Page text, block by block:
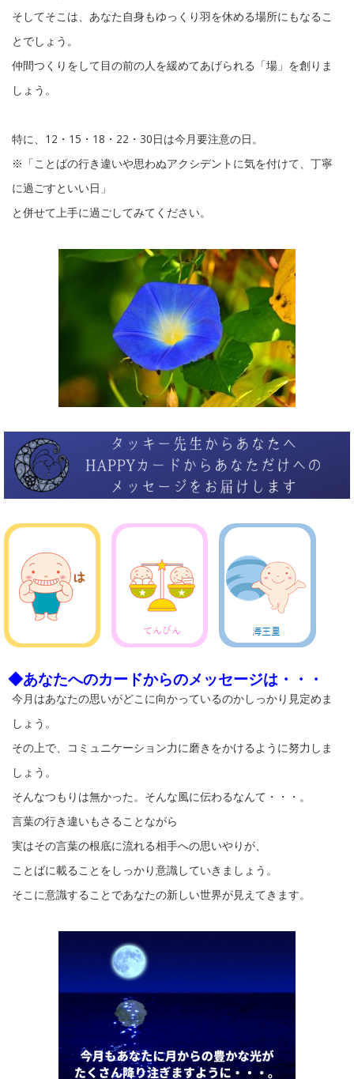
そしてそこは、あなた自身もゆっくり羽を休める場所にもなるこ
とでしょう。
仲間つくりをして目の前の人を緩めてあげられる「場」を創りま
しょう。
特に、12・15・18・22・30日は今月要注意の日。
※「ことばの行き違いや思わぬアクシデントに気を付けて、丁寧
に過ごすといい日」
と併せて上手に過ごしてみてください。
◆あなたへのカードからのメッセージは・・・
今月はあなたの思いがどこに向かっているのかしっかり見定めま
しょう。
その上で、コミュニケーション力に磨きをかけるように努力しま
しょう。
そんなつもりは無かった。そんな風に伝わるなんて・・・。
言葉の行き違いもさることながら
実はその言葉の根底に流れる相手への思いやりが、
ことばに載ることをしっかり意識していきましょう。
そこに意識することであなたの新しい世界が見えてきます。